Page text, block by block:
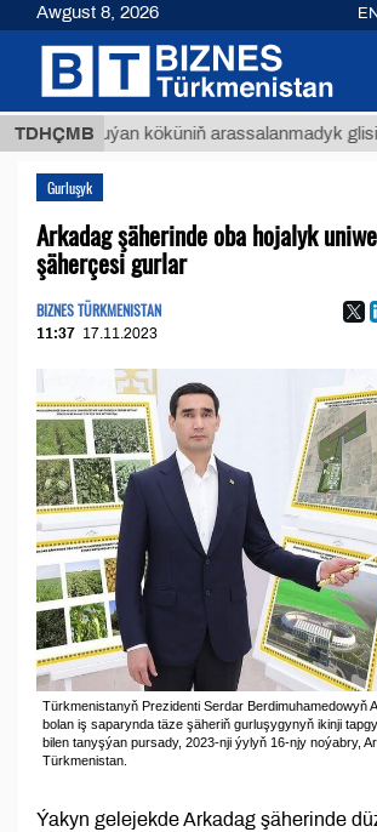
TDHÇMB
Buýan köküniň arassalanmadyk glisirrizin
Gurluşyk
Arkadag şäherinde oba hojalyk
şäherçesi gurlar
BIZNES TÜRKMENISTAN
11:37 17.11.2023
Türkmenistanyň Prezidenti Serdar Berdimuhamedowyň
bolan iş saparynda täze şäheriň gurluşygynyň ikinji
bilen tanyşýan pursady, 2023-nji ýylyň 16-njy noýabry,
Türkmenistan.
Ýakyn gelejekde Arkadag şäherinde
Awgust 8, 2026